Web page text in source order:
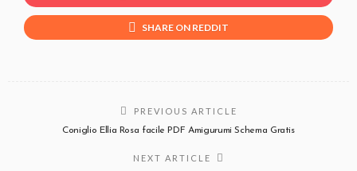
SHARE ON REDDIT
PREVIOUS ARTICLE
Coniglio Ellia Rosa facile PDF Amigurumi Schema Gratis
NEXT ARTICLE